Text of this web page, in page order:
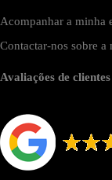
Acompanhar a minha
Contactar-nos sobre a
Avaliações de clientes